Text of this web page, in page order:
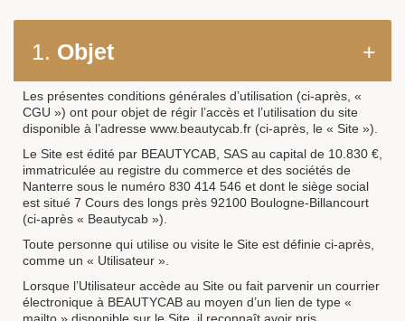
1. Objet +
Les présentes conditions générales d’utilisation (ci-après, «
CGU ») ont pour objet de régir l’accès et l’utilisation du site
disponible à l’adresse www.beautycab.fr (ci-après, le « Site »).
Le Site est édité par BEAUTYCAB, SAS au capital de 10.830 €,
immatriculée au registre du commerce et des sociétés de
Nanterre sous le numéro 830 414 546 et dont le siège social
est situé 7 Cours des longs près 92100 Boulogne-Billancourt
(ci-après « Beautycab »).
Toute personne qui utilise ou visite le Site est définie ci-après,
comme un « Utilisateur ».
Lorsque l’Utilisateur accède au Site ou fait parvenir un courrier
électronique à BEAUTYCAB au moyen d’un lien de type «